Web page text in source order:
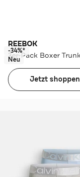
REEBOK
-34%*
Neu
Jetzt shoppen